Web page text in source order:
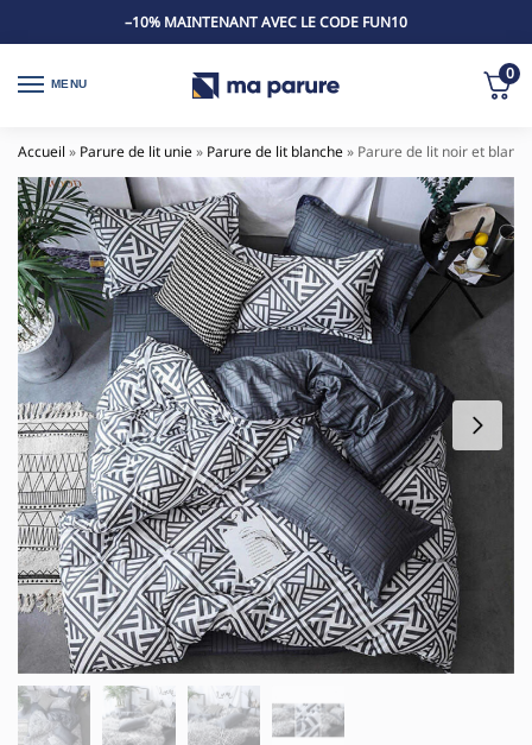
–10% MAINTENANT AVEC LE CODE FUN10
MENU
0
Accueil » Parure de lit unie» Parure de lit blanche» Parure de lit noir et blanc